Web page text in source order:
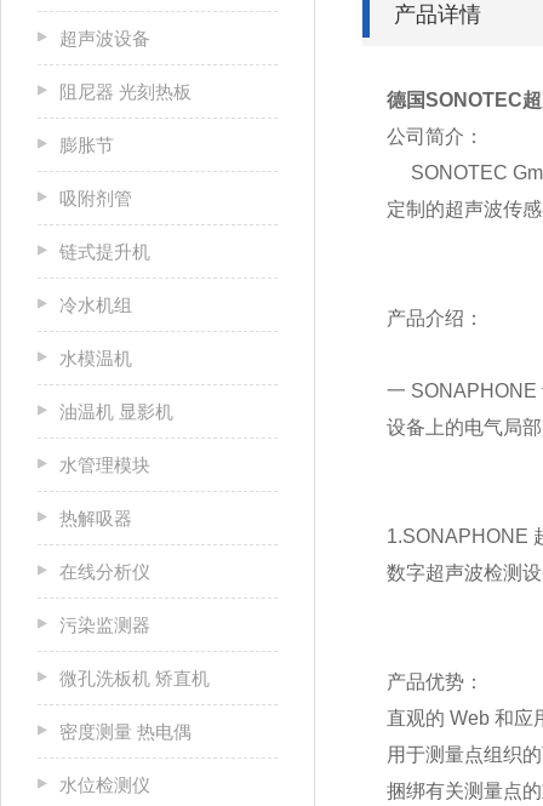
超声波设备
阻尼器 光刻热板
膨胀节
吸附剂管
链式提升机
冷水机组
水模温机
油温机 显影机
水管理模块
热解吸器
在线分析仪
污染监测器
微孔洗板机 矫直机
密度测量 热电偶
水位检测仪
产品详情
德国SONOTEC
公司简介：
SONOTEC
定制的超声波传
产品介绍：
一 SONAPHONE
设备上的电气局
1.SONAPHONE
数字超声波检测
产品优势：
直观的 Web 和应
用于测量点组织
捆绑有关测量点